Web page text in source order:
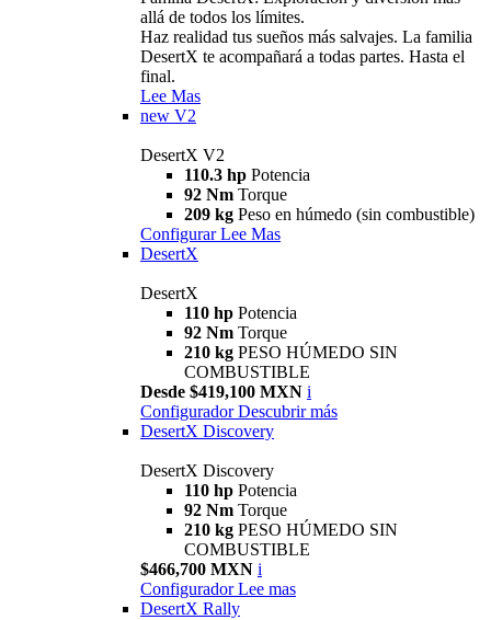
allá de todos los límites.
Haz realidad tus sueños más salvajes. La familia
DesertX te acompañará a todas partes. Hasta el
final.
Lee Mas
new V2
DesertX V2
110.3 hp Potencia
92 Nm Torque
209 kg Peso en húmedo (sin combustible)
Configurar Lee Mas
DesertX
DesertX
110 hp Potencia
92 Nm Torque
210 kg PESO HÚMEDO SIN
COMBUSTIBLE
Desde $419,100 MXN i
Configurador Descubrir más
DesertX Discovery
DesertX Discovery
110 hp Potencia
92 Nm Torque
210 kg PESO HÚMEDO SIN
COMBUSTIBLE
$466,700 MXN i
Configurador Lee mas
DesertX Rally